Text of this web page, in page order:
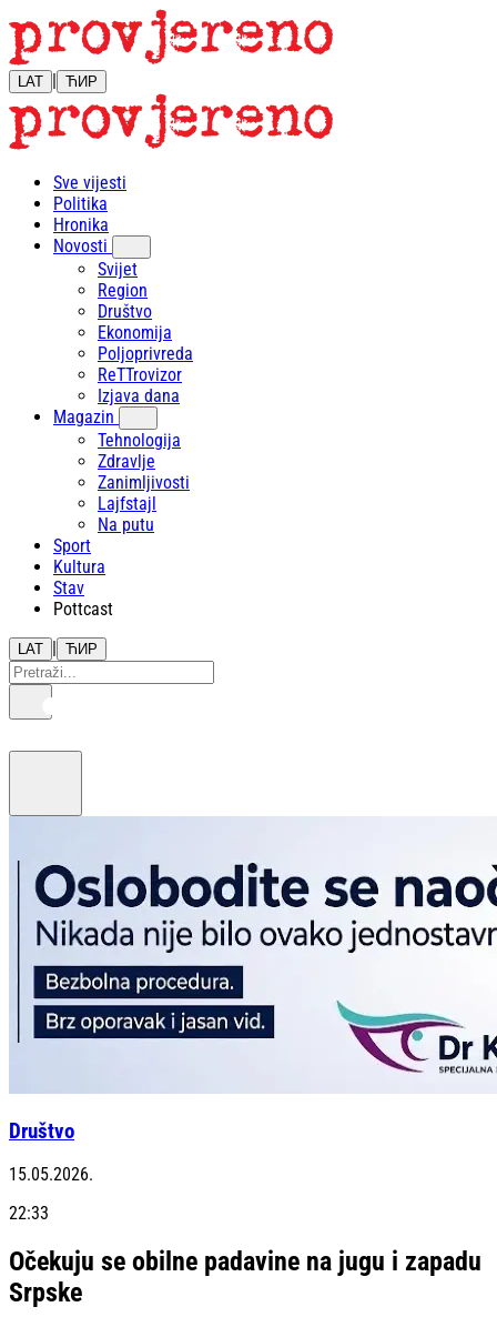
LAT | ЋИР
Sve vijesti
Politika
Hronika
Novosti
Svijet
Region
Društvo
Ekonomija
Poljoprivreda
ReTTrovizor
Izjava dana
Magazin
Tehnologija
Zdravlje
Zanimljivosti
Lajfstajl
Na putu
Sport
Kultura
Stav
Pottcast
LAT | ЋИР
Društvo
15.05.2026.
22:33
Očekuju se obilne padavine na jugu i zapadu
Srpske